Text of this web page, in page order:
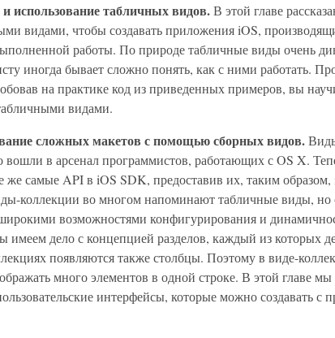
использование табличных видов.В этой главе
видами, чтобы создавать приложения iOS,
работы. По природе табличные виды очень
иногда бывает сложно понять, как с ними работать.
на практике код из приведенных примеров, вы
видами.
сложных макетов с помощью сборных видов.
вошли в арсенал программистов, работающих с OS X.
же самые API в iOS SDK, предоставив их, таким образом,
коллекции во многом напоминают табличные виды, но
возможностями конфигурирования и
имеем дело с концепцией разделов, каждый из которых
появляются также столбцы. Поэтому в виде-
много элементов в одной строке. В этой главе
интерфейсы, которые можно создавать с